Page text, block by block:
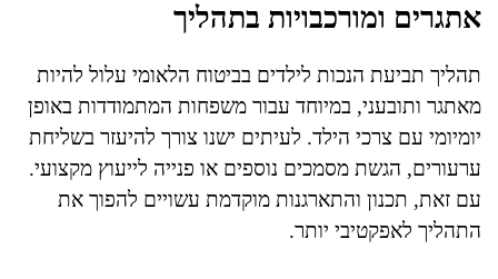
אתגרים ומורכבויות בתהליך
תהליך תביעת הנכות לילדים בביטוח הלאומי עלול להיות
מאתגר ותובעני, במיוחד עבור משפחות המתמודדות באופן
יומיומי עם צרכי הילד. לעיתים ישנו צורך להיעזר בשליחת
ערעורים, הגשת מסמכים נוספים או פנייה לייעוץ מקצועי.
עם זאת, תכנון והתארגנות מוקדמת עשויים להפוך את
התהליך לאפקטיבי יותר.